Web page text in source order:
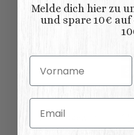
Kollektionen
Variationen:
Versandgewicht:
Melde dich hier zu
und spare 10€ auf
Vorname
Email